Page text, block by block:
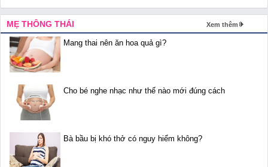
MẸ THÔNG THÁI Xem thêm
Mang thai nên ăn hoa quả gì?
Cho bé nghe nhạc như thế nào mới đúng cách
Bà bầu bị khó thở có nguy hiểm không?